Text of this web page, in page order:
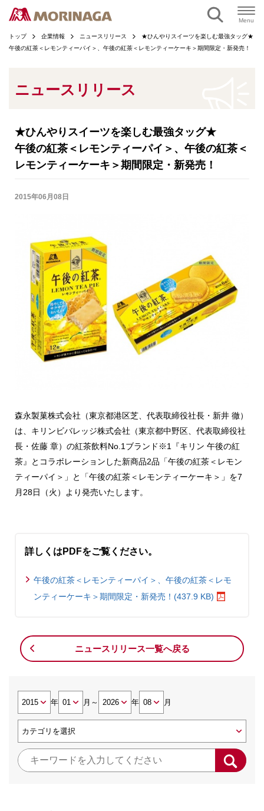
Menu
トップ 企業情報 ニュースリリース
★ひんやりスイーツを楽しむ最強タッグ★
午後の紅茶＜レモンティーパイ＞、午後の紅茶＜レモンティーケーキ＞期間限定・新発売！
ニュースリリース
★ひんやりスイーツを楽しむ最強タッグ★
午後の紅茶＜レモンティーパイ＞、午後の紅茶＜
レモンティーケーキ＞期間限定・新発売！
2015年06月08日
森永製菓株式会社（東京都港区芝、代表取締役社長・新井 徹）
は、キリンビバレッジ株式会社（東京都中野区、代表取締役社
長・佐藤 章）の紅茶飲料No.1ブランド※1『キリン 午後の紅
茶』とコラボレーションした新商品2品「午後の紅茶＜レモン
ティーパイ＞」と「午後の紅茶＜レモンティーケーキ＞」を7
月28日（火）より発売いたします。
詳しくはPDFをご覧ください。
午後の紅茶＜レモンティーパイ＞、午後の紅茶＜レモ
ンティーケーキ＞期間限定・新発売！(437.9 KB)
ニュースリリース一覧へ戻る
年 月 ～ 年 月